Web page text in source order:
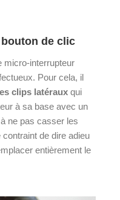
de clic
micro-interrupteur
Pour cela, il
clips latéraux qui
à sa base avec un
ne pas casser les
de dire adieu
entièrement le